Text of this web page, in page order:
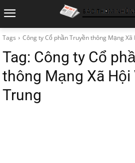
Tags Công ty Cổ phần Truyền thông Mạng Xã
Tag: Công ty Cổ
thông Mạng Xã Hội
Trung